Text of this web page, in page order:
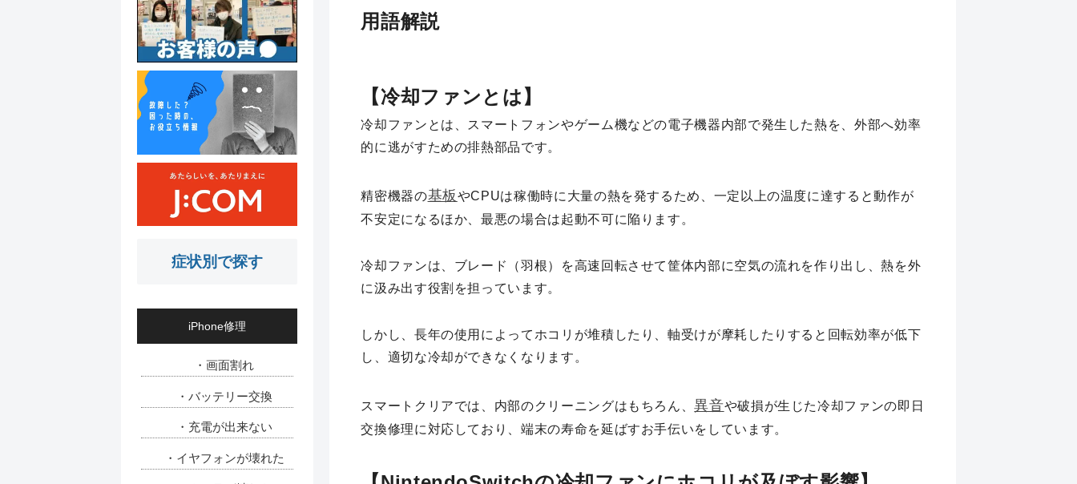
用語解説
【冷却ファンとは】
冷却ファンとは、スマートフォンやゲーム機などの電子機器内部で発生した熱を、外部へ効率
的に逃がすための排熱部品です。
精密機器の基板やCPUは稼働時に大量の熱を発するため、一定以上の温度に達すると動作が
不安定になるほか、最悪の場合は起動不可に陥ります。
冷却ファンは、ブレード（羽根）を高速回転させて筐体内部に空気の流れを作り出し、熱を外
に汲み出す役割を担っています。
しかし、長年の使用によってホコリが堆積したり、軸受けが摩耗したりすると回転効率が低下
し、適切な冷却ができなくなります。
スマートクリアでは、内部のクリーニングはもちろん、異音や破損が生じた冷却ファンの即日
交換修理に対応しており、端末の寿命を延ばすお手伝いをしています。
症状別で探す
iPhone修理
・画面割れ
・バッテリー交換
・充電が出来ない
・イヤフォンが壊れた